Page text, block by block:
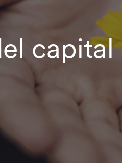
capital